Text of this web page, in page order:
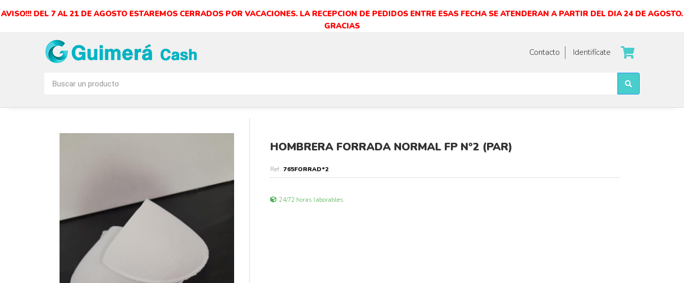
AVISO!!! DEL 7 AL 21 DE AGOSTO ESTAREMOS CERRADOS POR VACACIONES. LA RECEPCION DE PEDIDOS ENTRE ESAS FECHA SE ATENDERAN A PARTIR DEL DIA 24 DE AGOSTO.
GRACIAS
Contacto Identifícate
HOMBRERA FORRADA NORMAL FP Nº2 (PAR)
765FORRAD*2
24/72 horas laborables